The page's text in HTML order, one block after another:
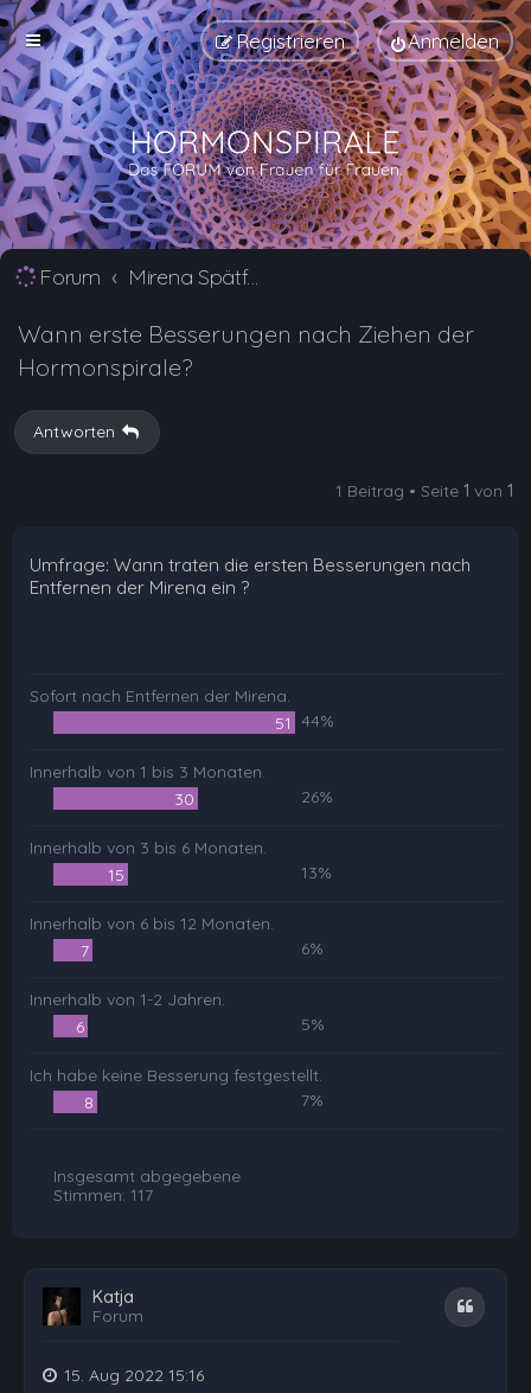
Anmelden
Registrieren
Forum Mirena Spätfolgen und langfristige Nebenwirkungen
Wann erste Besserungen nach Ziehen der
Hormonspirale?
Antworten
1 Beitrag • Seite 1 von 1
Umfrage: Wann traten die ersten Besserungen nach
Entfernen der Mirena ein ?
Sofort nach Entfernen der Mirena.
51 44%
Innerhalb von 1 bis 3 Monaten.
30
26%
Innerhalb von 3 bis 6 Monaten.
15
13%
Innerhalb von 6 bis 12 Monaten.
7
6%
Innerhalb von 1-2 Jahren.
6
5%
Ich habe keine Besserung festgestellt.
8
7%
Insgesamt abgegebene
Stimmen: 117
Katja
Forum
Zitat
15. Aug 2022 15:16